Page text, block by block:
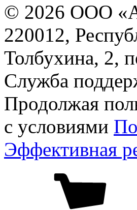
© 2026 ООО
220012,
Толбухина, 2,
Служба
Продолжая
с условиями
Эффективная